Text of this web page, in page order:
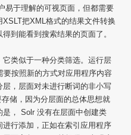
易于理解的可视页面，但都需要
把XML格式的结果文件转换
到能看到搜索结果的页面了。
类似于一种分类筛选。运行层
按照新的方式对应用程序内容
，层面对未进行断词的非小写
储，因为分层面的总体思想就
， Solr 没有在层面中创建类
行添加，正如在索引应用程序